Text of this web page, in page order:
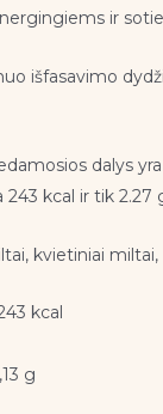
ir
išfasavimo
dalys
243 kcal ir tik
kvietiniai
kcal
g